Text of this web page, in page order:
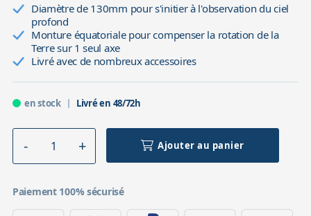
Diamètre de 130mm pour s'initier à l'observation du ciel
profond
Monture équatoriale pour compenser la rotation de la
Terre sur 1 seul axe
Livré avec de nombreux accessoires
en stock Livré en 48/72h
Ajouter au panier
Paiement 100% sécurisé